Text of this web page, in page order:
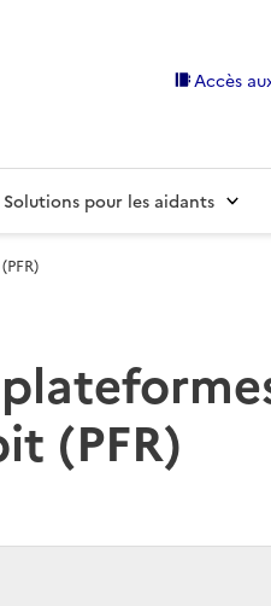
Accès
Solutions pour les aidants
(PFR)